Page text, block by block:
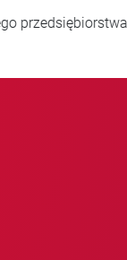
jednostek